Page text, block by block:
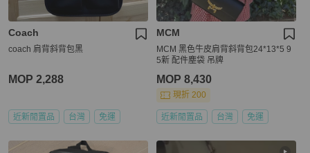
Coach
coach 肩背斜背包黑
MOP 2,288
近新閒置品 台灣 免運
MCM
MCM 黑色牛皮肩背斜背包24*13*5 9
5新 配件塵袋 吊牌
MOP 8,430
現折 200
近新閒置品 台灣 免運